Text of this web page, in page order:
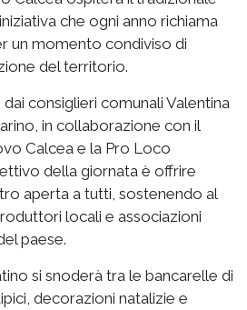
che ogni anno richiama
un momento condiviso di
del territorio.
consiglieri comunali Valentina
in collaborazione con il
Calcea e la Pro Loco
della giornata è offrire
aperta a tutti, sostenendo al
locali e associazioni
paese.
si snoderà tra le bancarelle di
decorazioni natalizie e